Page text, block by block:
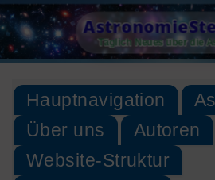
Skip
to
content
Täglich Neues über die
Hauptnavigation
Über uns
Autoren
Website-Struktur